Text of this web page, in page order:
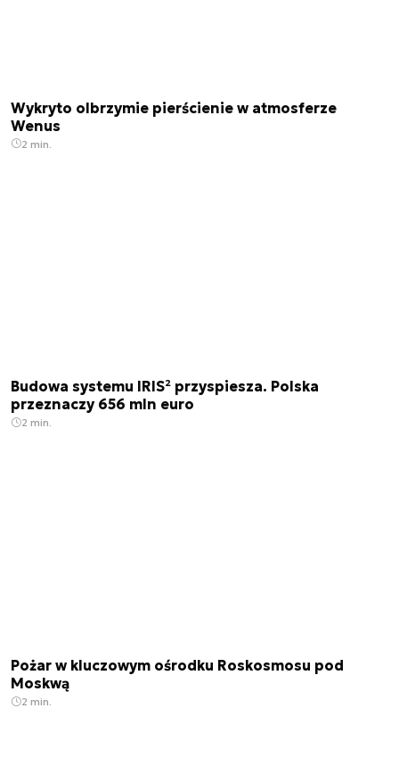
Wykryto olbrzymie pierścienie w atmosferze
Wenus
2 min.
Budowa systemu IRIS² przyspiesza. Polska
przeznaczy 656 mln euro
2 min.
Pożar w kluczowym ośrodku Roskosmosu pod
Moskwą
2 min.